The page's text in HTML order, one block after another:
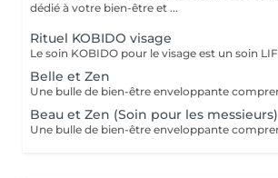
dédié à votre bien-être et ...
Rituel KOBIDO visage
Belle et Zen
Beau et Zen (Soin pour les messieurs)